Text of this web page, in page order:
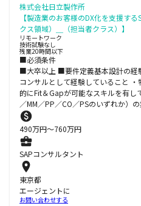
株式会社日立製作所
【製造業のお客様のDX化を支援す
クス領域）＿（担当者クラス）】
リモートワーク
技術試験なし
残業20時間以下
■必須条件
■大卒以上 ■要件定義基本設計の経
コンサルとして経験していること
的にFit＆Gapが可能なスキルを有し
／MM／PP／CO／PSのいずれか）
490万円〜760万円
SAPコンサルタント
東京都
エージェントに
お問い合わせする